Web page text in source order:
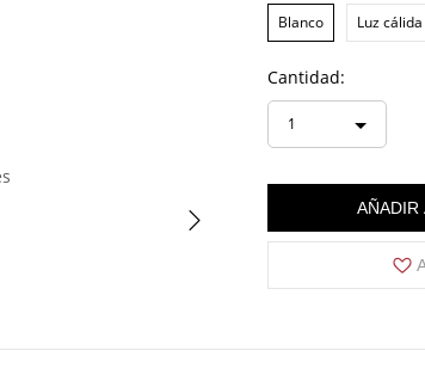
Blanco Luz cálida
Cantidad:
1
AÑADIR